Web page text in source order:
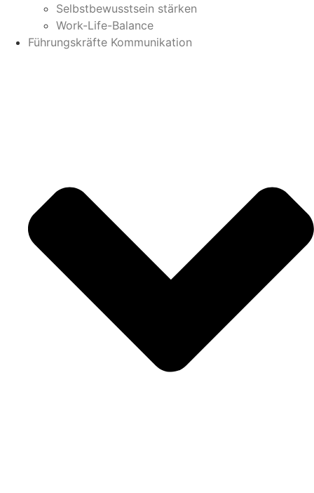
Selbstbewusstsein stärken
Work-Life-Balance
Führungskräfte Kommunikation